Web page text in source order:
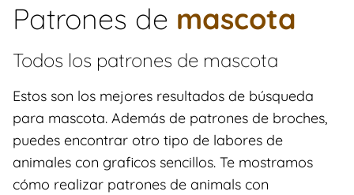
Patrones de mascota
Todos los patrones de mascota
Estos son los mejores resultados de búsqueda
para mascota. Además de patrones de broches,
puedes encontrar otro tipo de labores de
animales con graficos sencillos. Te mostramos
cómo realizar patrones de animals con